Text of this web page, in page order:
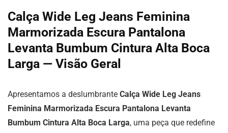
Calça Wide Leg Jeans Feminina
Marmorizada Escura Pantalona
Levanta Bumbum Cintura Alta Boca
Larga — Visão Geral
Apresentamos a deslumbrante Calça Wide Leg Jeans
Feminina Marmorizada Escura Pantalona Levanta
Bumbum Cintura Alta Boca Larga, uma peça que redefine